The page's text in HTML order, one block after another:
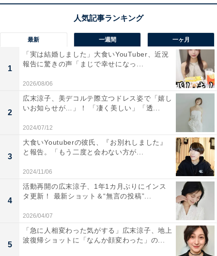
最新 一週間 一ヶ月
1
「実は結婚しました」大食いYouTuber、近況
報告に驚きの声「まじで幸せになっ...
2026/08/06
2
広末涼子、美デコルテ際立つドレス姿で「嬉し
いお知らせが…」！ 「凄く美しい」「透...
2024/07/12
3
大食いYoutuberの彼氏、『お別れしました』
と報告。「もう二度と会わない方が...
2024/11/06
4
活動再開の広末涼子、1年1カ月ぶりにインス
タ更新！ 最新ショット＆“無言の投稿”...
2026/04/07
5
「急に人相変わった気がする」広末涼子、地上
波復帰ショットに「なんか顔変わった」の...